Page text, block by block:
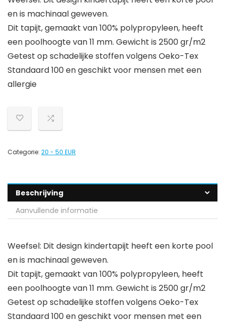
en is machinaal geweven.
Dit tapijt, gemaakt van 100% polypropyleen, heeft
een poolhoogte van 11 mm. Gewicht is 2500 gr/m2
Getest op schadelijke stoffen volgens Oeko-Tex
Standaard 100 en geschikt voor mensen met een
allergie
Categorie: 20 - 50 EUR
Beschrijving
Aanvullende informatie
Weefsel: Dit design kindertapijt heeft een korte pool
en is machinaal geweven.
Dit tapijt, gemaakt van 100% polypropyleen, heeft
een poolhoogte van 11 mm. Gewicht is 2500 gr/m2
Getest op schadelijke stoffen volgens Oeko-Tex
Standaard 100 en geschikt voor mensen met een